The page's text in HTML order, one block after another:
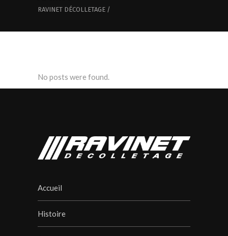
RAVINET DÉCOLLETAGE /
No posts were found.
Accueil
Histoire